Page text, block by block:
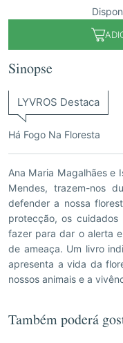
Sinopse
LYVROS Destaca
Há Fogo Na Floresta
Ana Maria Magalhães e
Mendes, trazem-nos
defender a nossa
protecção, os
fazer para dar o alerta
de ameaça. Um livro
apresenta a vida da
nossos animais e a
Também poderá